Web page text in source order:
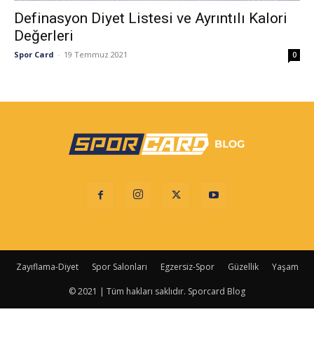
Definasyon Diyet Listesi ve Ayrıntılı Kalori
Değerleri
Spor Card - 19 Temmuz 2021 0
Zayıflama-Diyet Spor Salonları Egzersiz-Spor Güzellik Yaşam
© 2021 | Tüm hakları saklıdır. Sporcard Blog